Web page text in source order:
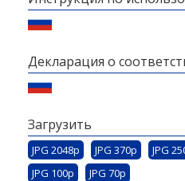
Декларация о
Загрузить
JPG 2048p JPG 370p JPG
JPG 100p
JPG 70p